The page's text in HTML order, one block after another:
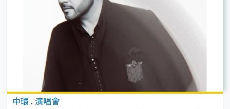
中環 . 演唱會